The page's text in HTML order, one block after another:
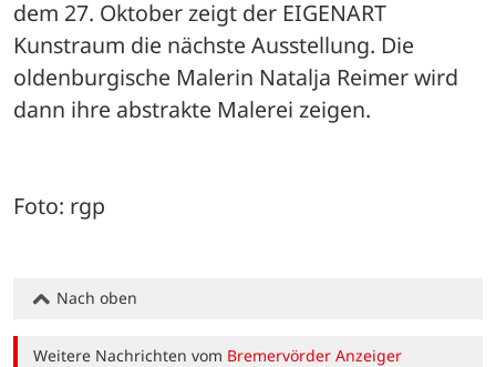
dem 27. Oktober zeigt der EIGENART
Kunstraum die nächste Ausstellung. Die
oldenburgische Malerin Natalja Reimer wird
dann ihre abstrakte Malerei zeigen.
Foto: rgp
Nach oben
Weitere Nachrichten vom Bremervörder Anzeiger